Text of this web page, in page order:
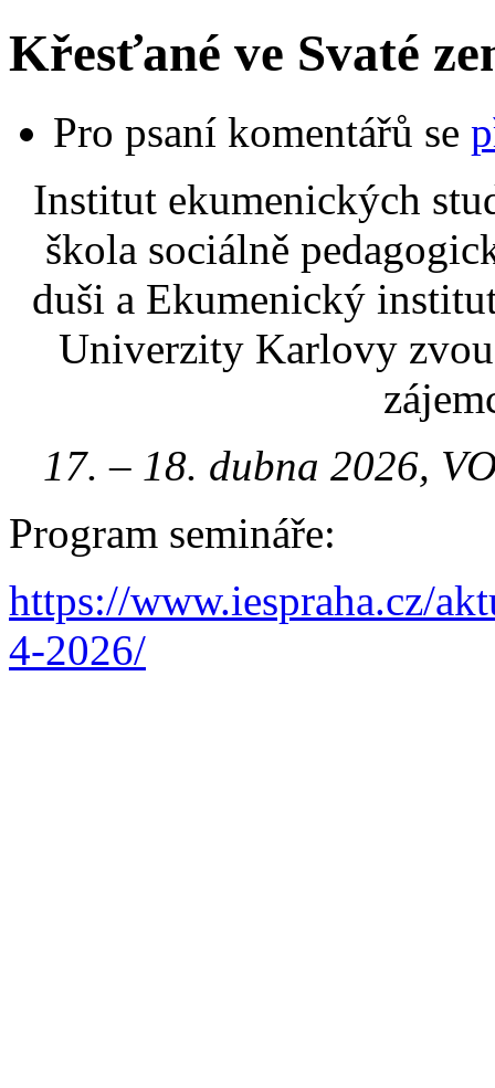
Křesťané ve Svaté
Pro psaní komentářů se
Institut ekumenických
škola sociálně
duši a Ekumenický
Univerzity Karlovy
17. – 18. dubna 2026,
Program semináře:
https://www.iespraha.cz/
4-2026/